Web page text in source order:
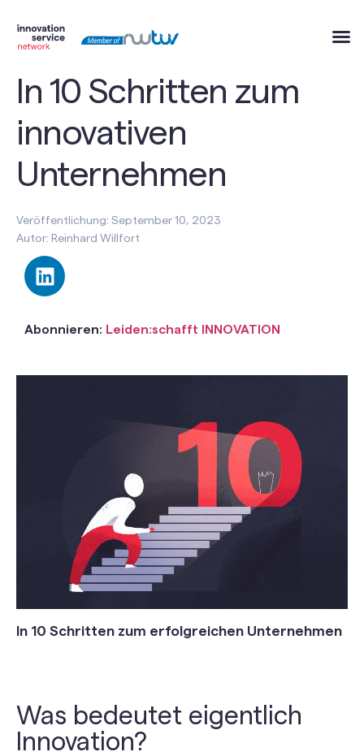
In 10 Schritten zum
innovativen
Unternehmen
Veröffentlichung: September 10, 2023
Autor: Reinhard Willfort
Abonnieren: Leiden:schafft INNOVATION
In 10 Schritten zum erfolgreichen Unternehmen
Was bedeutet eigentlich
Innovation?